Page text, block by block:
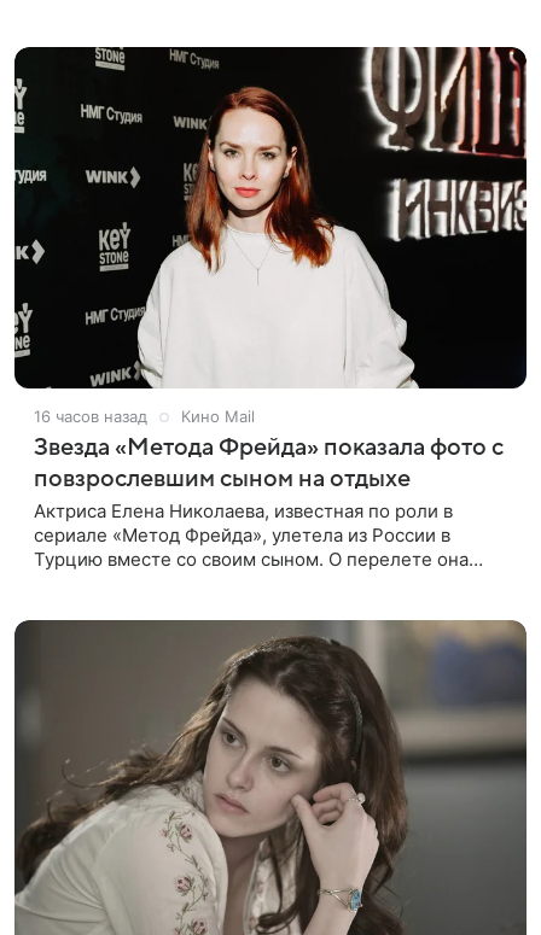
16 часов назад Кино Mail
Звезда «Метода Фрейда» показала фото с
повзрослевшим сыном на отдыхе
Актриса Елена Николаева, известная по роли в
сериале «Метод Фрейда», улетела из России в
Турцию вместе со своим сыном. О перелете она